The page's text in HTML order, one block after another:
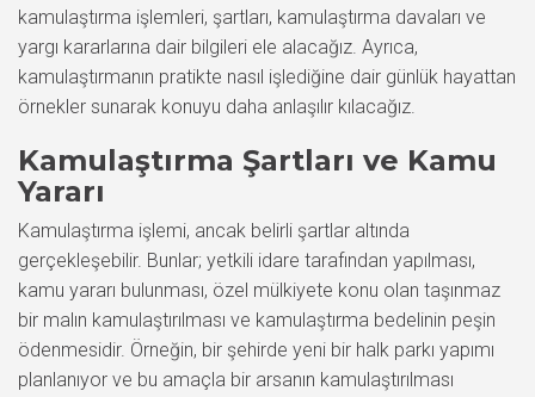
kamulaştırma işlemleri, şartları, kamulaştırma davaları ve
yargı kararlarına dair bilgileri ele alacağız. Ayrıca,
kamulaştırmanın pratikte nasıl işlediğine dair günlük hayattan
örnekler sunarak konuyu daha anlaşılır kılacağız.
Kamulaştırma Şartları ve Kamu
Yararı
Kamulaştırma işlemi, ancak belirli şartlar altında
gerçekleşebilir. Bunlar; yetkili idare tarafından yapılması,
kamu yararı bulunması, özel mülkiyete konu olan taşınmaz
bir malın kamulaştırılması ve kamulaştırma bedelinin peşin
ödenmesidir. Örneğin, bir şehirde yeni bir halk parkı yapımı
planlanıyor ve bu amaçla bir arsanın kamulaştırılması